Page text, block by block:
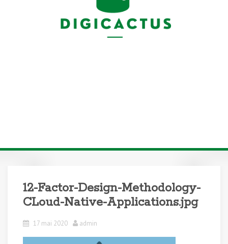
12-Factor-Design-Methodology-
CLoud-Native-Applications.jpg
17 mai 2020 admin